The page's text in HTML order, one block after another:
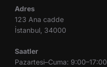
Adres
123 Ana cadde
İstanbul, 34000
Saatler
Pazartesi–Cuma: 9:00–17:00